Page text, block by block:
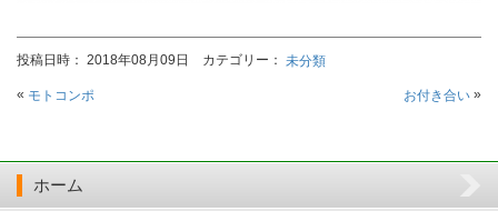
投稿日時： 2018年08月09日 カテゴリー： 未分類
« モトコンポ お付き合い »
ホーム